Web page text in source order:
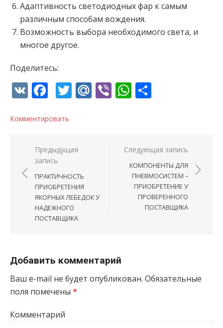
Адаптивность светодиодных фар к самым
различным способам вождения.
Возможность выбора необходимого света, и
многое другое.
Поделитесь:
VK Facebook
Twitter
Mail.Ru
ViberWhatsApp
Комментировать
Навигация по записям
Предыдущая
запись
ПРАКТИЧНОСТЬ
ПРИОБРЕТЕНИЯ
ЯКОРНЫХ ЛЕБЕДОК У
НАДЕЖНОГО
ПОСТАВЩИКА
Следующая запись
КОМПОНЕНТЫ ДЛЯ
ПНЕВМОСИСТЕМ –
ПРИОБРЕТЕНИЕ У
ПРОВЕРЕННОГО
ПОСТАВЩИКА
Добавить комментарий
Ваш e-mail не будет опубликован. Обязательные
поля помечены *
Комментарий